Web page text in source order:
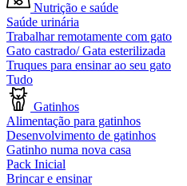
Nutrição e saúde
Saúde urinária
Trabalhar remotamente com gato
Gato castrado/ Gata esterilizada
Truques para ensinar ao seu gato
Tudo
Gatinhos
Alimentação para gatinhos
Desenvolvimento de gatinhos
Gatinho numa nova casa
Pack Inicial
Brincar e ensinar